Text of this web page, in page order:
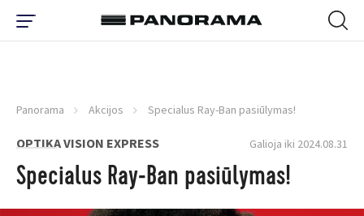
Panorama Akcijos Specialus Ray-Ban pasiūlymas!
OPTIKA VISION EXPRESS Galioja iki 2024.08.31
Specialus Ray-Ban pasiūlymas!